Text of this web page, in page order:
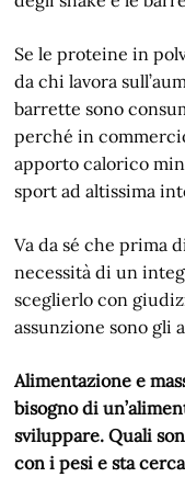
Se le proteine in
da chi lavora
barrette sono
perché in
apporto calorico
sport ad altissima
Va da sé che prima
necessità di un
sceglierlo con
assunzione sono gli
Alimentazione e
bisogno di
sviluppare. Quali
con i pesi e sta